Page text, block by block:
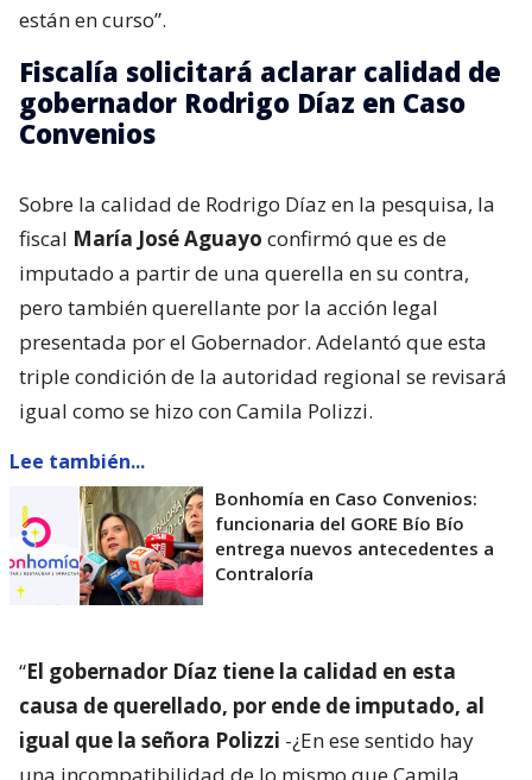
están en curso”.
Fiscalía solicitará aclarar calidad de
gobernador Rodrigo Díaz en Caso
Convenios
Sobre la calidad de Rodrigo Díaz en la pesquisa, la
fiscal María José Aguayo confirmó que es de
imputado a partir de una querella en su contra,
pero también querellante por la acción legal
presentada por el Gobernador. Adelantó que esta
triple condición de la autoridad regional se revisará
igual como se hizo con Camila Polizzi.
Lee también...
Bonhomía en Caso Convenios:
funcionaria del GORE Bío Bío
entrega nuevos antecedentes a
Contraloría
“El gobernador Díaz tiene la calidad en esta
causa de querellado, por ende de imputado, al
igual que la señora Polizzi -¿En ese sentido hay
una incompatibilidad de lo mismo que Camila